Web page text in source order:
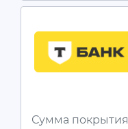
Сумма покрытия